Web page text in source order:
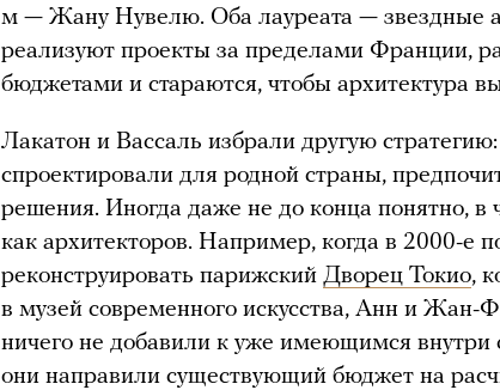
м — Жану Нувелю. Оба лауреата — звездные
реализуют проекты за пределами Франции,
бюджетами и стараются, чтобы архитектура
Лакатон и Вассаль избрали другую
спроектировали для родной страны,
решения. Иногда даже не до конца понятно, в
как архитекторов. Например, когда в 2000-е
реконструировать парижский Дворец Токио,
в музей современного искусства, Анн и Жан-
ничего не добавили к уже имеющимся внутри
они направили существующий бюджет на